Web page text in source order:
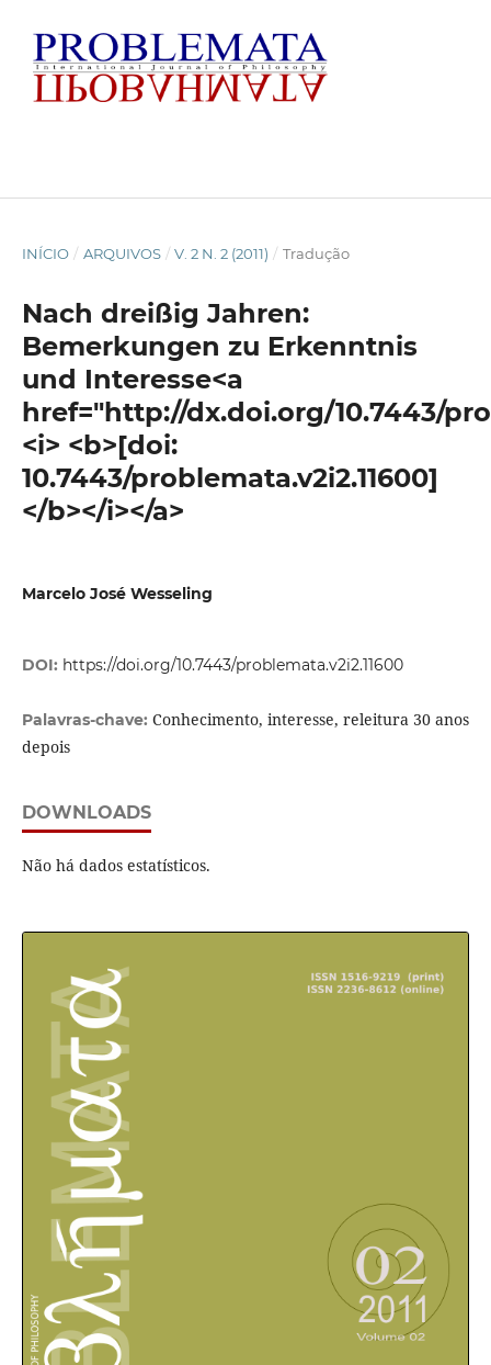
INÍCIO / ARQUIVOS / V. 2 N. 2 (2011) / Tradução
Nach dreißig Jahren:
Bemerkungen zu Erkenntnis
und Interesse<a
href="http://dx.doi.org/10.7443/
<i> <b>[doi:
10.7443/problemata.v2i2.11600]
</b></i></a>
Marcelo José Wesseling
DOI: https://doi.org/10.7443/problemata.v2i2.11600
Palavras-chave: Conhecimento, interesse, releitura 30 anos
depois
DOWNLOADS
Não há dados estatísticos.